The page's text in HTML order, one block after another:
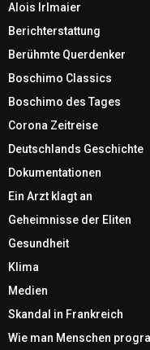
Alois Irlmaier
Berichterstattung
Berühmte Querdenker
Boschimo Classics
Boschimo des Tages
Corona Zeitreise
Deutschlands Geschichte
Dokumentationen
Ein Arzt klagt an
Geheimnisse der Eliten
Gesundheit
Klima
Medien
Skandal in Frankreich
Wie man Menschen